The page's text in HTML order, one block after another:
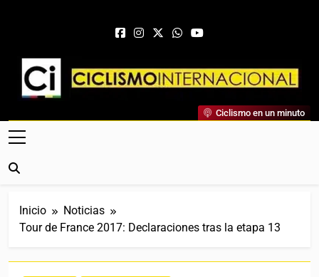
Ciclismo Internacional
Web Dedicada Al Ciclismo Mundial. Entrevistas, Análisis,
Crónicas, Previas Y Más. La Web Ciclista De Referencia.
Ciclismo en un minuto
Inicio
Noticias
Tour de France 2017: Declaraciones tras la etapa 13